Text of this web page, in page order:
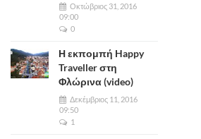
Οκτώβριος 31, 2016
09:00
0
Η εκπομπή Happy
Traveller στη
Φλώρινα (video)
Δεκέμβριος 11, 2016
09:50
1